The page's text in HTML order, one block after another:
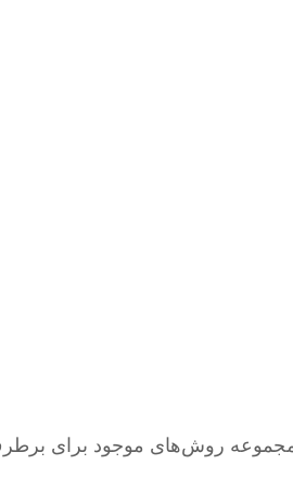
مجموعه روش‌های موجود برای